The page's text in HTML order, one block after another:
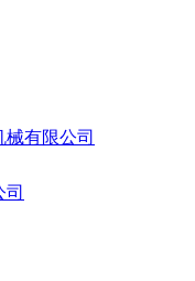
有限公司